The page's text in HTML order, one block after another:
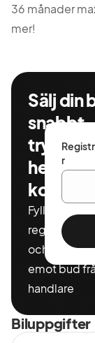
36 månader
mer!
Sälj din
snabbt,
tryggt
helt
Fyll i ditt
och miltal
emot bud
handlare
r
Biluppgifter